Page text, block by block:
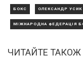
БОКС ОЛЕКСАНДР УСИК
МІЖНАРОДНА ФЕДЕРАЦІЯ
ЧИТАЙТЕ ТАКОЖ